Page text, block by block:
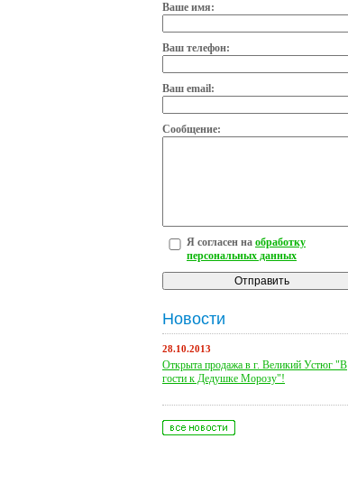
Ваше имя:
Ваш телефон:
Ваш email:
Сообщение:
Я согласен на обработку
персональных данных
Новости
28.10.2013
Открыта продажа в г. Великий Устюг "В
гости к Дедушке Морозу"!